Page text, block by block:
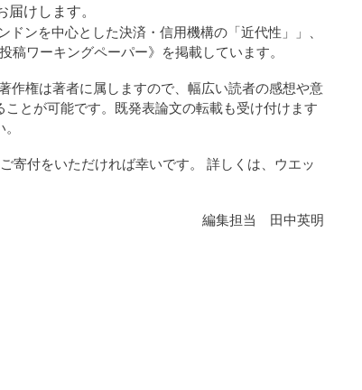
けします。
ンを中心とした決済・信用機構の「近代性」」、
ワーキングペーパー》を掲載しています。
作権は著者に属しますので、幅広い読者の感想や意
とが可能です。既発表論文の転載も受け付けます
寄付をいただければ幸いです。 詳しくは、ウエッ
編集担当 田中英明